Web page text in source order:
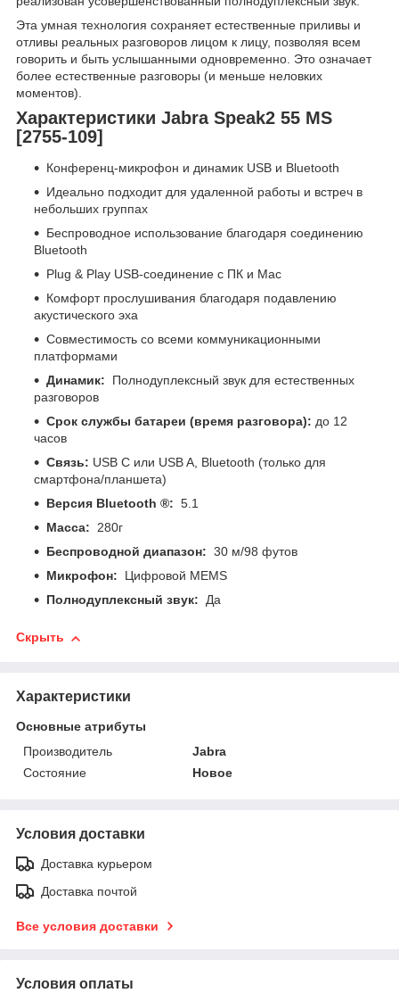
Эта умная технология сохраняет естественные приливы и
отливы реальных разговоров лицом к лицу, позволяя всем
говорить и быть услышанными одновременно. Это означает
более естественные разговоры (и меньше неловких
моментов).
Характеристики Jabra Speak2 55 MS
[2755-109]
Конференц-микрофон и динамик USB и Bluetooth
Идеально подходит для удаленной работы и встреч в
небольших группах
Беспроводное использование благодаря соединению
Bluetooth
Plug & Play USB-соединение с ПК и Mac
Комфорт прослушивания благодаря подавлению
акустического эха
Совместимость со всеми коммуникационными
платформами
Динамик:
Полнодуплексный звук для естественных
разговоров
Срок службы батареи (время разговора): до 12
часов
Связь: USB C или USB A, Bluetooth (только для
смартфона/планшета)
Версия Bluetooth ®: 5.1
Масса: 280г
Беспроводной диапазон: 30 м/98 футов
Микрофон: Цифровой MEMS
Полнодуплексный звук: Да
Скрыть
Характеристики
Основные атрибуты
Производитель
Jabra
Состояние
Новое
Условия доставки
Доставка курьером
Доставка почтой
Все условия доставки
Условия оплаты